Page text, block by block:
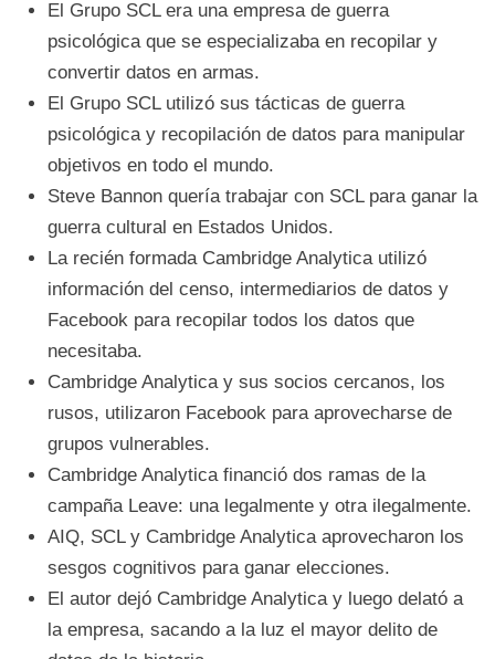
El Grupo SCL era una empresa de guerra
psicológica que se especializaba en recopilar y
convertir datos en armas.
El Grupo SCL utilizó sus tácticas de guerra
psicológica y recopilación de datos para manipular
objetivos en todo el mundo.
Steve Bannon quería trabajar con SCL para ganar la
guerra cultural en Estados Unidos.
La recién formada Cambridge Analytica utilizó
información del censo, intermediarios de datos y
Facebook para recopilar todos los datos que
necesitaba.
Cambridge Analytica y sus socios cercanos, los
rusos, utilizaron Facebook para aprovecharse de
grupos vulnerables.
Cambridge Analytica financió dos ramas de la
campaña Leave: una legalmente y otra ilegalmente.
AIQ, SCL y Cambridge Analytica aprovecharon los
sesgos cognitivos para ganar elecciones.
El autor dejó Cambridge Analytica y luego delató a
la empresa, sacando a la luz el mayor delito de